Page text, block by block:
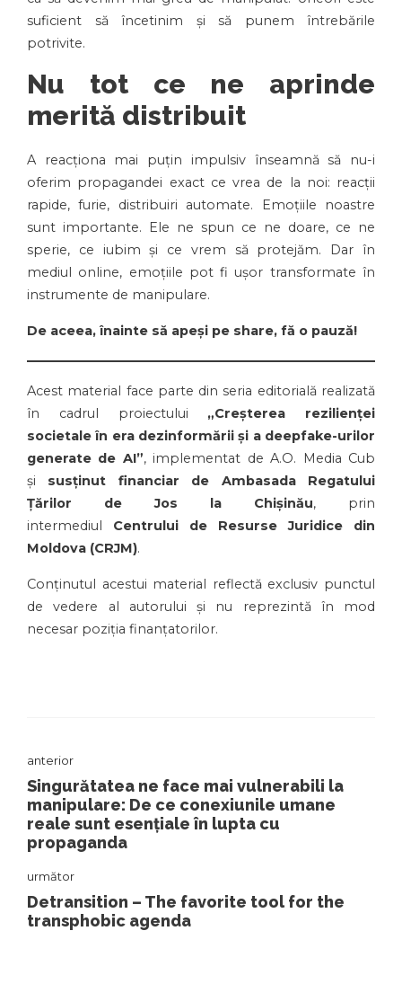
suficient să încetinim și să punem întrebările
potrivite.
Nu tot ce ne aprinde
merită distribuit
A reacționa mai puțin impulsiv înseamnă să nu-i
oferim propagandei exact ce vrea de la noi: reacții
rapide, furie, distribuiri automate. Emoțiile noastre
sunt importante. Ele ne spun ce ne doare, ce ne
sperie, ce iubim și ce vrem să protejăm. Dar în
mediul online, emoțiile pot fi ușor transformate în
instrumente de manipulare.
De aceea, înainte să apeși pe share, fă o pauză!
Acest material face parte din seria editorială realizată
în cadrul proiectului „Creșterea rezilienței
societale în era dezinformării și a deepfake-urilor
generate de AI”, implementat de A.O. Media Cub
și susținut financiar de Ambasada Regatului
Țărilor de Jos la Chișinău, prin
intermediul Centrului de Resurse Juridice din
Moldova (CRJM).
Conținutul acestui material reflectă exclusiv punctul
de vedere al autorului și nu reprezintă în mod
necesar poziția finanțatorilor.
anterior
Singurătatea ne face mai vulnerabili la
manipulare: De ce conexiunile umane
reale sunt esențiale în lupta cu
propaganda
următor
Detransition – The favorite tool for the
transphobic agenda